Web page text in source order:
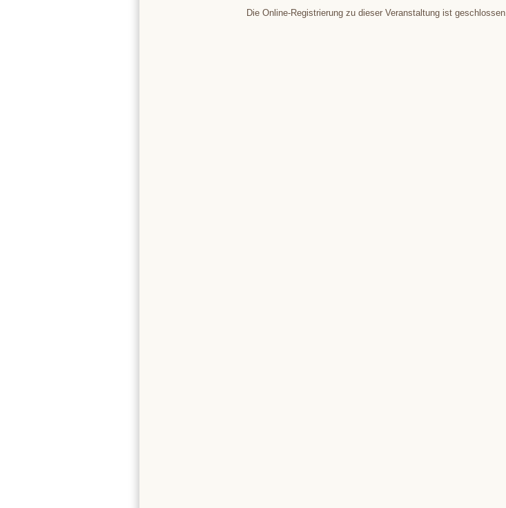
Die Online-Registrierung zu dieser Veranstaltung ist geschlossen.